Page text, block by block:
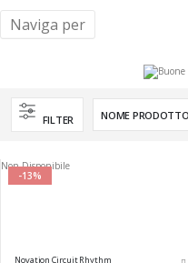
FILTER
-13%
Non Disponibile
Novation Circuit Rhythm
Naviga per